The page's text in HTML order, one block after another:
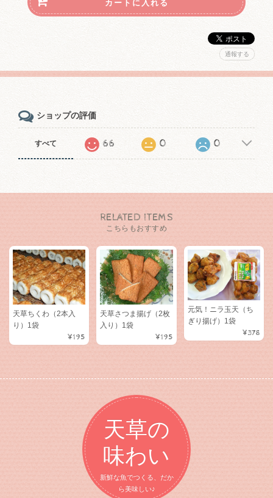
通報する
ショップの評価
すべて 66 0 0
RELATED ITEMS
こちらもおすすめ
天草ちくわ（2本入
り）1袋
¥195
天草さつま揚げ（2枚
入り）1袋
¥195
元気！ニラ玉天（ち
ぎり揚げ）1袋
¥378
天草の
味わい
新鮮な魚でつくる、だか
ら美味しい♪